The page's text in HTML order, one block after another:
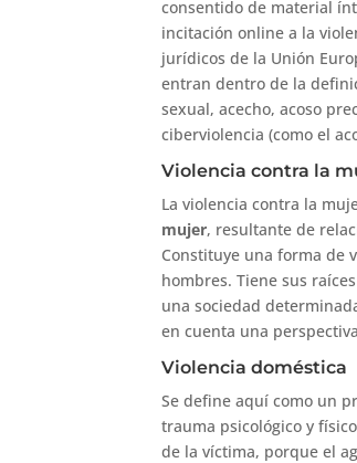
consentido de material
incitación online a la
jurídicos de la Unión
entran dentro de la
sexual, acecho, acoso
ciberviolencia (como el
Violencia contra la
La violencia contra la
mujer, resultante de
Constituye una forma de
hombres. Tiene sus
una sociedad
en cuenta una
Violencia doméstica
Se define aquí como un
trauma psicológico y
de la víctima, porque el